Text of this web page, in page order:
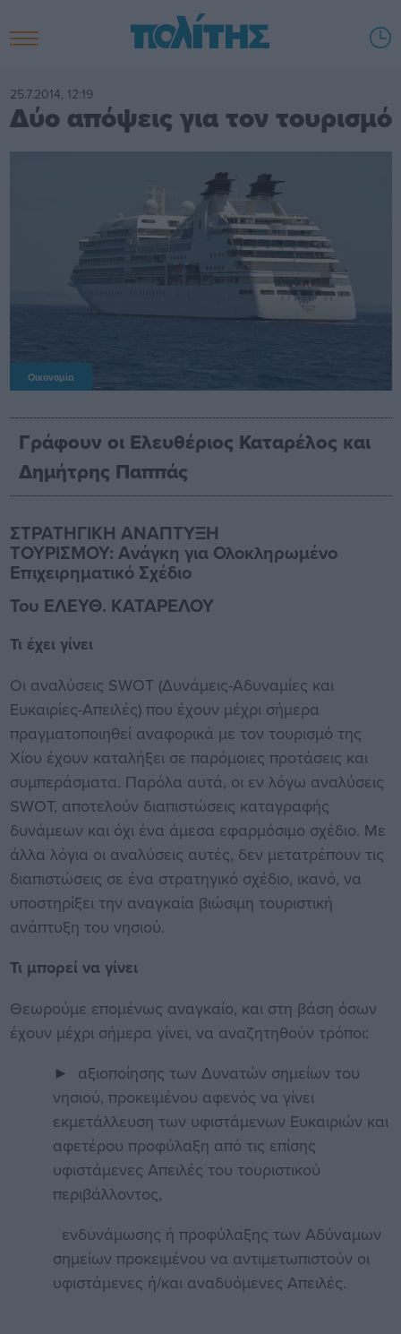
25.7.2014, 12:19
Δύο απόψεις για τον τουρισμό
Οικονομία
Γράφουν οι Ελευθέριος Καταρέλος και
Δημήτρης Παππάς
ΣΤΡΑΤΗΓΙΚΗ ΑΝΑΠΤΥΞΗ
ΤΟΥΡΙΣΜΟΥ: Ανάγκη για Ολοκληρωμένο
Επιχειρηματικό Σχέδιο
Του ΕΛΕΥΘ. ΚΑΤΑΡΕΛΟΥ
Τι έχει γίνει
Οι αναλύσεις SWOT (Δυνάμεις-Αδυναμίες και
Ευκαιρίες-Απειλές) που έχουν μέχρι σήμερα
πραγματοποιηθεί αναφορικά με τον τουρισμό της
Χίου έχουν καταλήξει σε παρόμοιες προτάσεις και
συμπεράσματα. Παρόλα αυτά, οι εν λόγω αναλύσεις
SWOT, αποτελούν διαπιστώσεις καταγραφής
δυνάμεων και όχι ένα άμεσα εφαρμόσιμο σχέδιο. Με
άλλα λόγια οι αναλύσεις αυτές, δεν μετατρέπουν τις
διαπιστώσεις σε ένα στρατηγικό σχέδιο, ικανό, να
υποστηρίξει την αναγκαία βιώσιμη τουριστική
ανάπτυξη του νησιού.
Τι μπορεί να γίνει
Θεωρούμε επομένως αναγκαίο, και στη βάση όσων
έχουν μέχρι σήμερα γίνει, να αναζητηθούν τρόποι:
► αξιοποίησης των Δυνατών σημείων του
νησιού, προκειμένου αφενός να γίνει
εκμετάλλευση των υφιστάμενων Ευκαιριών και
αφετέρου προφύλαξη από τις επίσης
υφιστάμενες Απειλές του τουριστικού
περιβάλλοντος,
ενδυνάμωσης ή προφύλαξης των Αδύναμων
σημείων προκειμένου να αντιμετωπιστούν οι
υφιστάμενες ή/και αναδυόμενες Απειλές.